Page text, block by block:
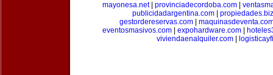
mayonesa.net| provinciadecordoba.com
publicidadargentina.com| propiedades.biz
gestordereservas.com|
eventosmasivos.com
expohardware.com
viviendaenalquiler.com